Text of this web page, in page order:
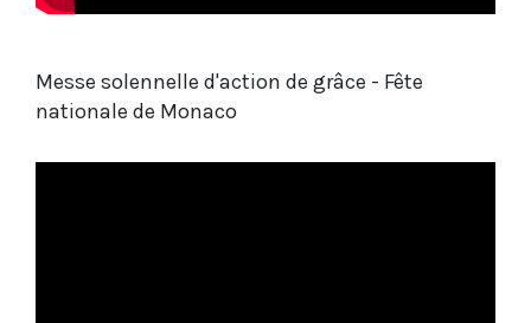
Messe solennelle d'action de grâce - Fête
nationale de Monaco